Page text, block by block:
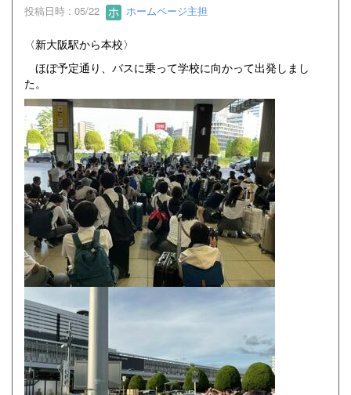
投稿日時 : 05/22 ホームページ主担
〈新大阪駅から本校〉
ほぼ予定通り、バスに乗って学校に向かって出発しまし
た。